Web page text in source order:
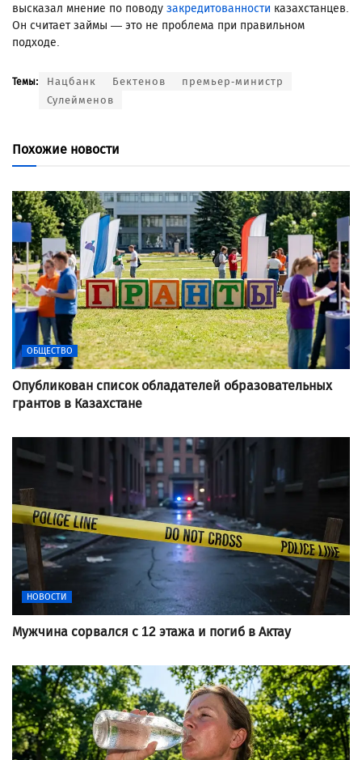
высказал мнение по поводу закредитованности казахстанцев.
Он считает займы — это не проблема при правильном
подходе.
Темы: Нацбанк Бектенов
премьер-министр
Сулейменов
Похожие новости
ОБЩЕСТВО
Опубликован список обладателей образовательных
грантов в Казахстане
НОВОСТИ
Мужчина сорвался с 12 этажа и погиб в Актау